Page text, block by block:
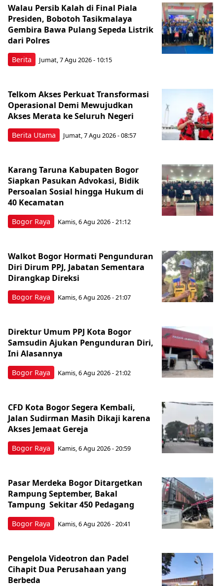
Berita
Walau Persib Kalah di Final Piala
Presiden, Bobotoh Tasikmalaya
Gembira Bawa Pulang Sepeda Listrik
dari Polres
Jumat, 7 Agu 2026 - 10:15
Berita Utama
Telkom Akses Perkuat Transformasi
Operasional Demi Mewujudkan
Akses Merata ke Seluruh Negeri
Jumat, 7 Agu 2026 - 08:57
Bogor Raya
Karang Taruna Kabupaten Bogor
Siapkan Pasukan Advokasi, Bidik
Persoalan Sosial hingga Hukum di
40 Kecamatan
Kamis, 6 Agu 2026 - 21:12
Bogor Raya
Walkot Bogor Hormati Pengunduran
Diri Dirum PPJ, Jabatan Sementara
Dirangkap Direksi
Kamis, 6 Agu 2026 - 21:07
Bogor Raya
Direktur Umum PPJ Kota Bogor
Samsudin Ajukan Pengunduran Diri,
Ini Alasannya
Kamis, 6 Agu 2026 - 21:02
Bogor Raya
CFD Kota Bogor Segera Kembali,
Jalan Sudirman Masih Dikaji karena
Akses Jemaat Gereja
Kamis, 6 Agu 2026 - 20:59
Bogor Raya
Pasar Merdeka Bogor Ditargetkan
Rampung September, Bakal
Tampung Sekitar 450 Pedagang
Kamis, 6 Agu 2026 - 20:41
Pengelola Videotron dan Padel
Cihapit Dua Perusahaan yang
Berbeda